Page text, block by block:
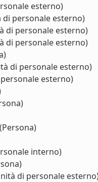
esterno)
di personale esterno)
di personale esterno)
di personale esterno)
di personale esterno)
esterno)
(Persona)
interno)
di personale